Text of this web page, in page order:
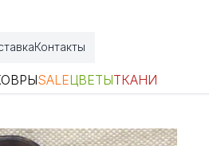
Контакты
SALEЦВЕТЫТКАНИ